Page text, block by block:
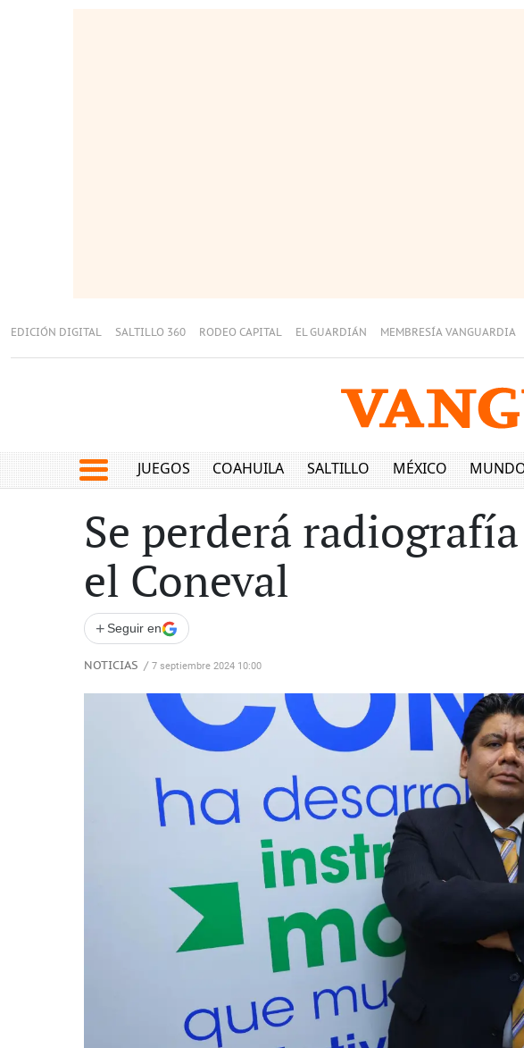
EDICIÓN DIGITAL SALTILLO 360 RODEO CAPITAL EL GUARDIÁN MEMBRESÍA VANGUARDIA
JUEGOS COAHUILA SALTILLO MÉXICO
Se perderá
el Coneval
+ Seguir en
NOTICIAS / 7 septiembre 2024 10:00